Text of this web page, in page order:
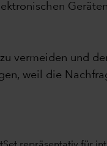
vermeiden und
weil die